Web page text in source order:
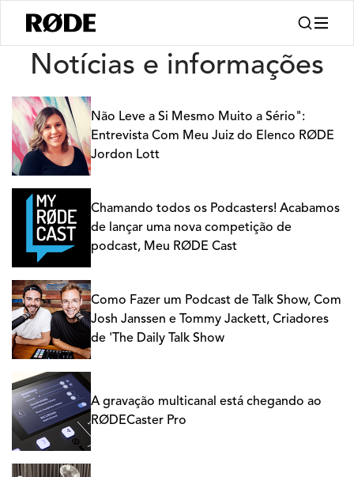
Notícias
Notícias e informações
Não Leve a Si Mesmo Muito a Sério":
Entrevista Com Meu Juiz do Elenco RØDE
Jordon Lott
Chamando todos os Podcasters! Acabamos
de lançar uma nova competição de
podcast, Meu RØDE Cast
Como Fazer um Podcast de Talk Show, Com
Josh Janssen e Tommy Jackett, Criadores
de 'The Daily Talk Show
A gravação multicanal está chegando ao
RØDECaster Pro